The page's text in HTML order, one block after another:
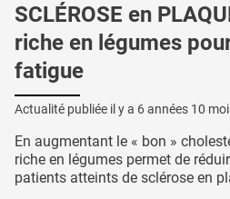
SCLÉROSE en
riche en légumes
fatigue
Actualité publiée il y a 6 années 10
En augmentant le « bon »
riche en légumes permet de
patients atteints de sclérose en